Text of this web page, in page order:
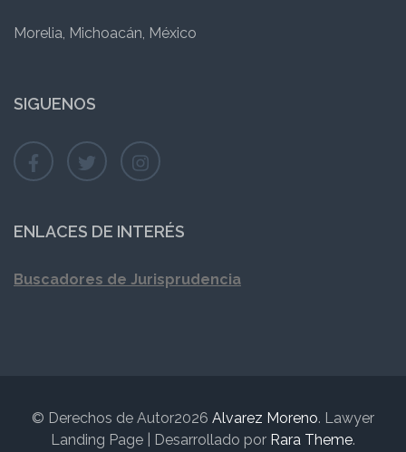
Morelia, Michoacán, México
SIGUENOS
ENLACES DE INTERÉS
Buscadores de Jurisprudencia
© Derechos de Autor2026 Alvarez Moreno. Lawyer
Landing Page | Desarrollado por Rara Theme.